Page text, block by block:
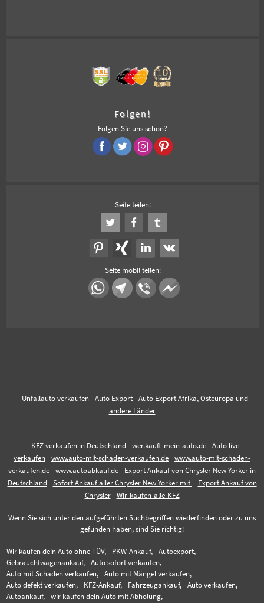
Folgen!
Folgen Sie uns schon?
Seite teilen:
Seite mobil teilen:
Unfallauto verkaufen Auto Export
Auto Export Afrika, Osteuropa und
andere Länder
KFZ verkaufen in Deutschland wer.kauft-mein-auto.de
Auto live
verkaufen
www.auto-mit-schaden-verkaufen.de
www.auto-mit-schaden-
verkaufen.de
www.autoabkauf.de
Export Ankauf von Chrysler New Yorker in
Deutschland
Sofort Ankauf aller Chrysler New Yorker mit
Export Ankauf von
Chrysler
Wir-kaufen-alle-KFZ
Wenn Sie sich unter den aufgeführten Suchbegriffen wiederfinden oder zu uns
gefunden haben, sind Sie richtig:
Wir kaufen dein Auto ohne TÜV, PKW-Ankauf,
Autoexport,
Gebrauchtwagenankauf,
Auto sofort verkaufen,
Auto mit Schaden verkaufen,
Auto mit Mängel verkaufen,
Auto defekt verkaufen,
KFZ-Ankauf, Fahrzeugankauf,
Auto verkaufen,
Autoankauf,
wir kaufen dein Auto mit Abholung,